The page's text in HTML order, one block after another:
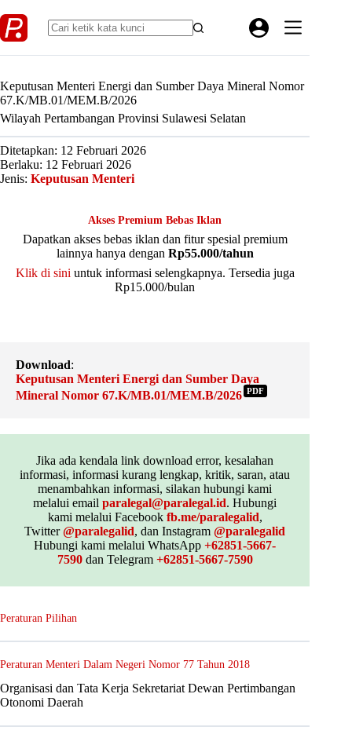
to
content
Keputusan Menteri Energi dan Sumber Daya Mineral Nomor
67.K/MB.01/MEM.B/2026
Wilayah Pertambangan Provinsi Sulawesi Selatan
Ditetapkan: 12 Februari 2026
Berlaku: 12 Februari 2026
Jenis: Keputusan Menteri
Akses Premium Bebas Iklan
Dapatkan akses bebas iklan dan fitur spesial premium
lainnya hanya dengan Rp55.000/tahun
Klik di sini untuk informasi selengkapnya. Tersedia juga
Rp15.000/bulan
Download:
Keputusan Menteri Energi dan Sumber Daya
Mineral Nomor 67.K/MB.01/MEM.B/2026 PDF
Jika ada kendala link download error, kesalahan
informasi, informasi kurang lengkap, kritik, saran, atau
menambahkan informasi, silakan hubungi kami
melalui emailparalegal@paralegal.id. Hubungi
kami melalui Facebook fb.me/paralegalid,
Twitter@paralegalid, dan Instagram@paralegalid
Hubungi kami melalui WhatsApp+62851-5667-
7590dan Telegram +62851-5667-7590
Peraturan Pilihan
Peraturan Menteri Dalam Negeri Nomor 77 Tahun 2018
Organisasi dan Tata Kerja Sekretariat Dewan Pertimbangan
Otonomi Daerah